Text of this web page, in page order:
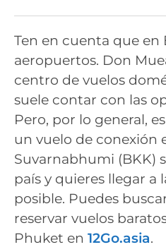
Ten en cuenta que en
aeropuertos. Don
centro de vuelos
suele contar con las
Pero, por lo general,
un vuelo de conexión
Suvarnabhumi (BKK)
país y quieres llegar a
posible. Puedes
reservar vuelos
Phuket en 12Go.asia.